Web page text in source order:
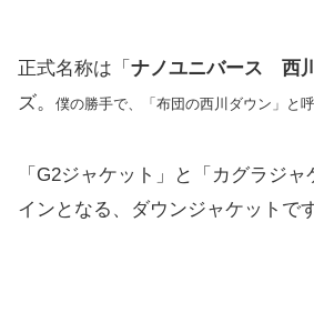
正式名称は「 ナノユニバース 西
ズ。
僕の勝手で、「布団の西川ダウン」と
「G2ジャケット」と「カグラジ
インとなる、ダウンジャケットです